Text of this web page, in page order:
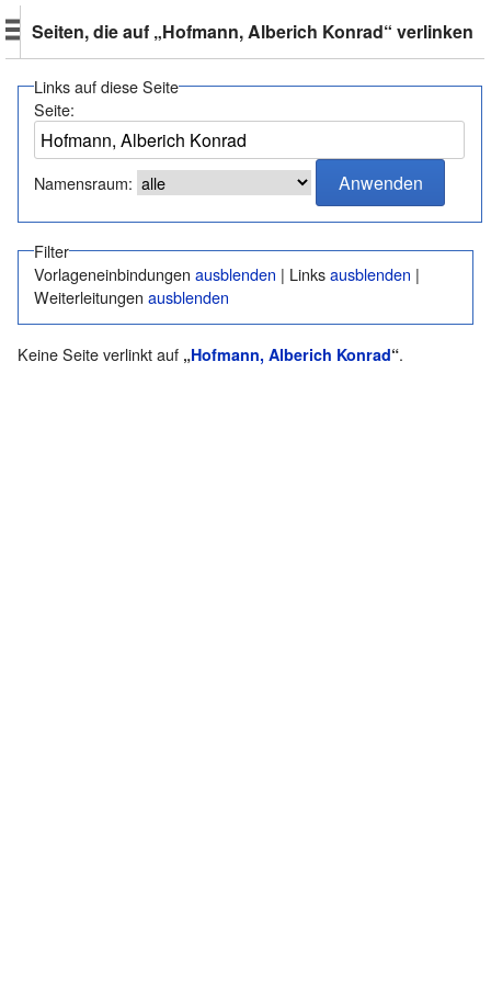
Seiten, die auf „Hofmann, Alberich Konrad“ verlinken
Links auf diese Seite
Seite:
Namensraum:
Filter
Vorlageneinbindungenausblenden | Linksausblenden |
Weiterleitungenausblenden
Keine Seite verlinkt auf „Hofmann, Alberich Konrad“.